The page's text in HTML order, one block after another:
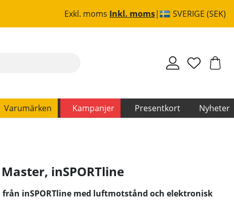
Exkl. moms Inkl. moms SVERIGE (SEK)
Varumärken Kampanjer Presentkort Nyheter
, inSPORTline
inSPORTline med luftmotstånd och elektronisk